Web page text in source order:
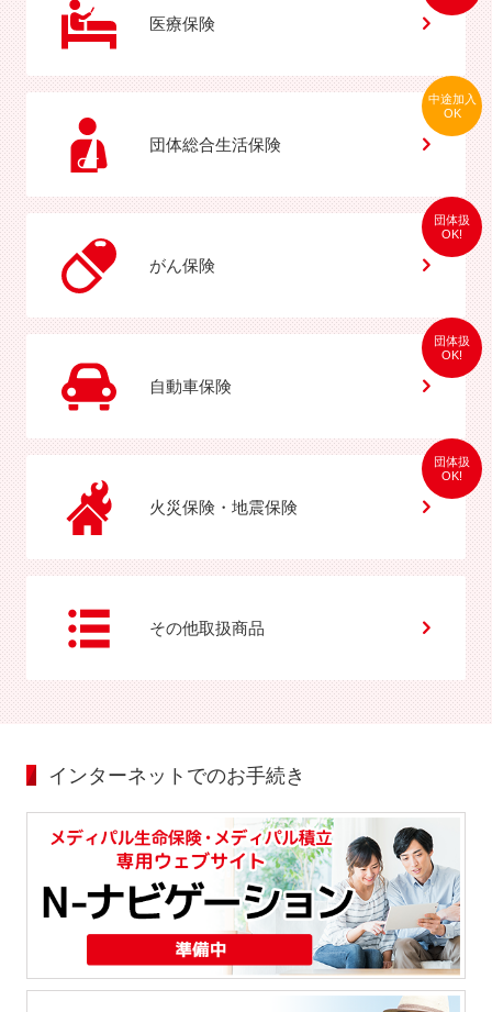
医療保険
中途加入
OK
団体総合生活保険
団体扱
OK!
がん保険
団体扱
OK!
自動車保険
団体扱
OK!
火災保険・地震保険
その他取扱商品
インターネットでのお手続き